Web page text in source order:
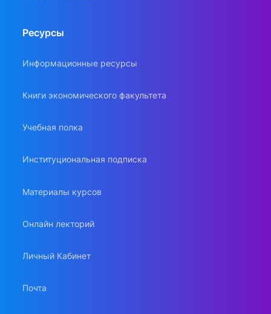
Ресурсы
Информационные ресурсы
Книги экономического факультета
Учебная полка
Институциональная подписка
Материалы курсов
Онлайн лекторий
Личный Кабинет
Почта